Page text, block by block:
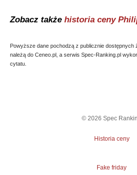
Zobacz także historia ceny
Powyższe dane pochodzą z publicznie dostępnych
należą do Ceneo.pl, a serwis Spec-Ranking.pl
cytatu.
© 2026 Spec
Historia ceny
Fake friday